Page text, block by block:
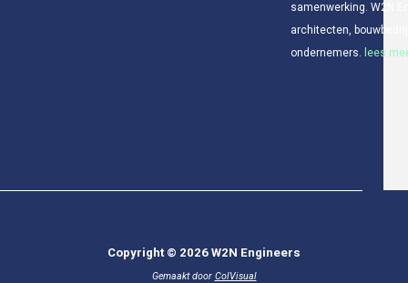
samenwerking. W2N
architecten,
ondernemers.
lees
Copyright © 2026 W2N Engineers
Gemaakt door ColVisual